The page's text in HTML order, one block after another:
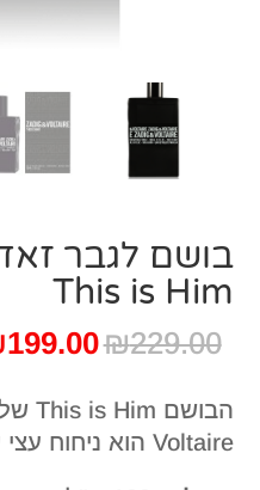
בושם לגבר
This is Him
₪229.00
המחיר
היה:
199.00
Voltaire הוא ניחוח עצי ענבר לגברים.